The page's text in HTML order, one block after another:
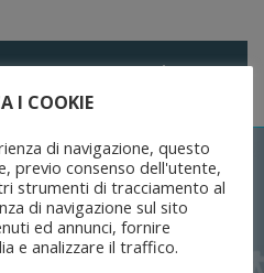
I COOKIE
di navigazione, questo
previo consenso dell'utente,
strumenti di tracciamento al
di navigazione sul sito
ed annunci, fornire
e analizzare il traffico.